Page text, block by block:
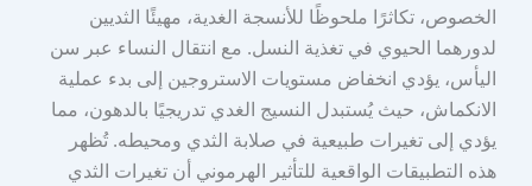
الخصوص، تكاثرًا ملحوظًا للأنسجة الغدية، مهيئًا الثديين
لدورهما الحيوي في تغذية النسل. مع انتقال النساء عبر سن
اليأس، يؤدي انخفاض مستويات الاستروجين إلى بدء عملية
الانكماش، حيث يُستبدل النسيج الغدي تدريجيًا بالدهون، مما
يؤدي إلى تغيرات طبيعية في صلابة الثدي ومحيطه. تُظهر
هذه التطبيقات الواقعية للتأثير الهرموني أن تغيرات الثدي